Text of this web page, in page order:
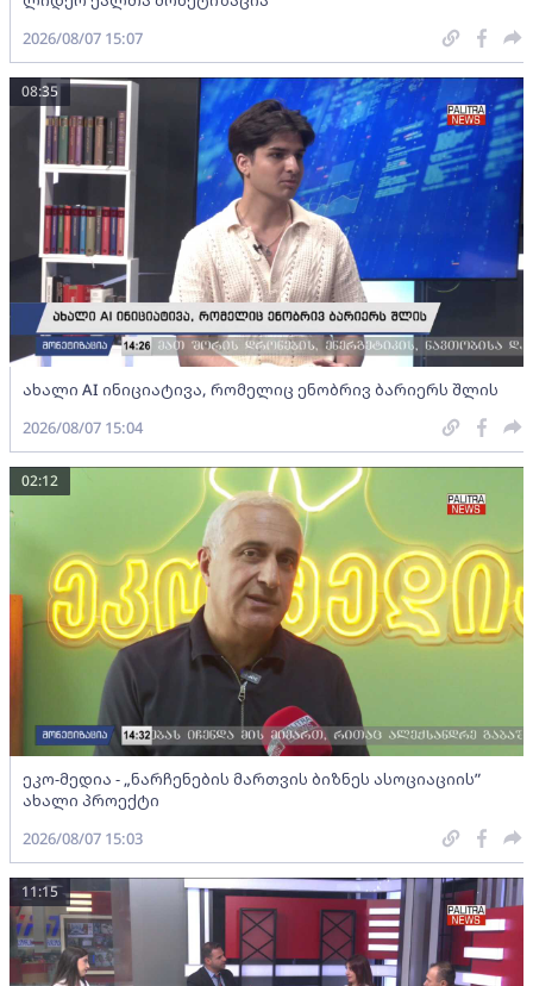
2026/08/07 15:07
ახალი AI ინიციატივა, რომელიც ენობრივ ბარიერს შლის
08:35
2026/08/07 15:04
ეკო-მედია - „ნარჩენების მართვის ბიზნეს ასოციაციის”
ახალი პროექტი
02:12
2026/08/07 15:03
11:15